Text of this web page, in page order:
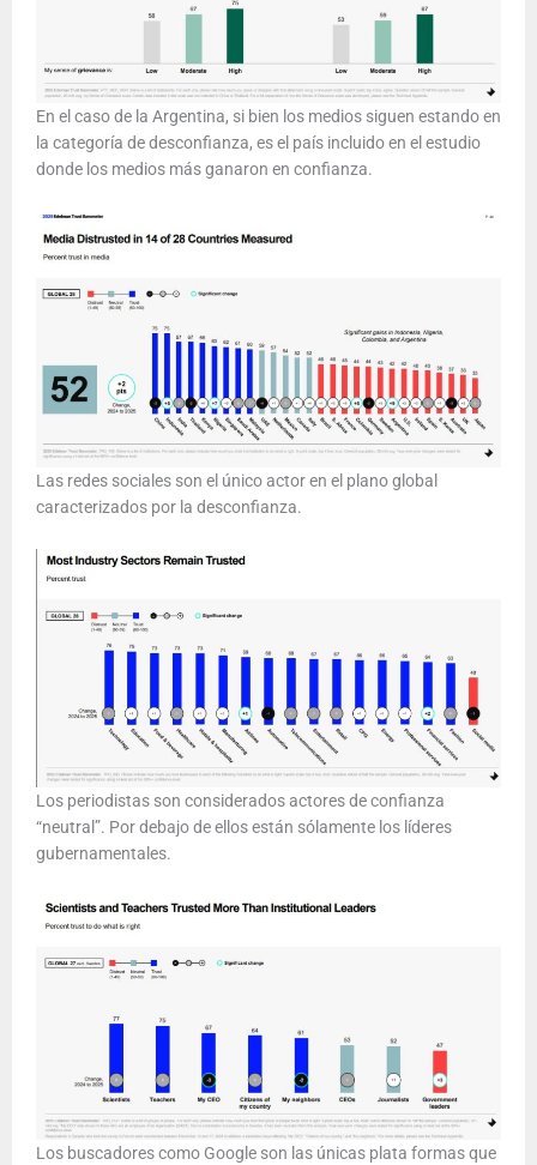
En el caso de la Argentina, si bien los medios siguen estando en
la categoría de desconfianza, es el país incluido en el estudio
donde los medios más ganaron en confianza.
Las redes sociales son el único actor en el plano global
caracterizados por la desconfianza.
Los periodistas son considerados actores de confianza
“neutral”. Por debajo de ellos están sólamente los líderes
gubernamentales.
Los buscadores como Google son las únicas plata formas que